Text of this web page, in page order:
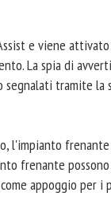
e viene
La spia di
tramite la
l'impianto
frenante
appoggio per i